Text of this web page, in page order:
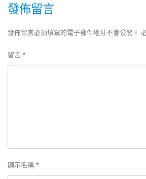
發佈留言
發佈留言必須填寫的電子郵件地址不會公開。
留言*
顯示名稱*